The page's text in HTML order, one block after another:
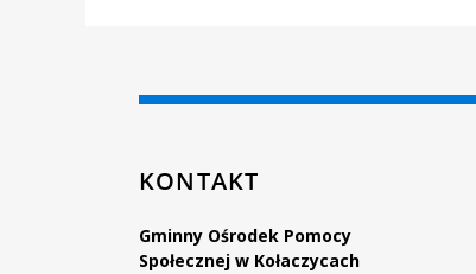
KONTAKT
Gminny Ośrodek Pomocy
Społecznej w Kołaczycach